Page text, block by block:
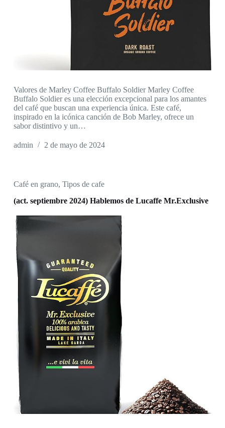
Valores de Marley Coffee Buffalo Soldier Marley Coffee
Buffalo Soldier es una elección excepcional para los amantes
del café que buscan una experiencia única. Este café,
inspirado en la icónica canción de Bob Marley, ofrece un
sabor distintivo y un…
admin 2 de mayo de 2024
Café en grano, Tipos de cafe
(act. septiembre 2024) Hablemos de Lucaffe Mr.Exclusive